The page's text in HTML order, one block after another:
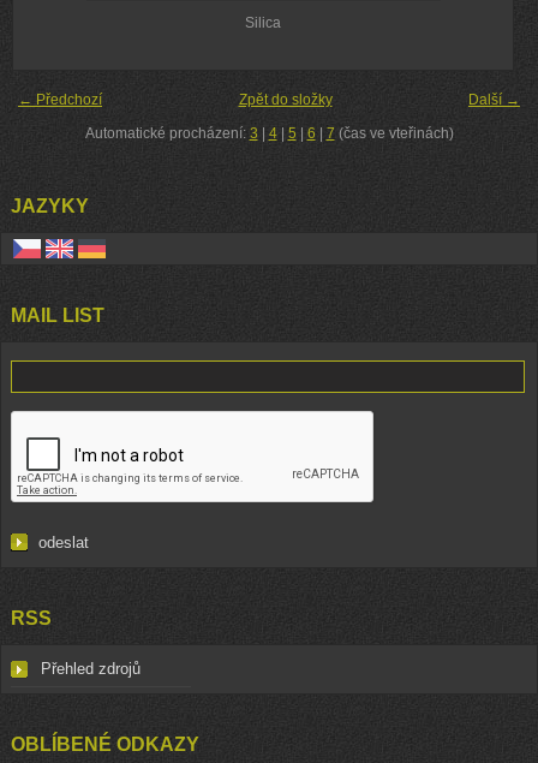
Silica
← Předchozí Další →
Zpět do složky
Automatické procházení: 3 4| 5 6 7 (čas ve vteřinách)
JAZYKY
MAIL LIST
RSS
Přehled zdrojů
OBLÍBENÉ ODKAZY